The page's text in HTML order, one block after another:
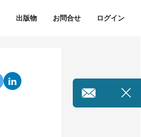
出版物 お問合せ ログイン